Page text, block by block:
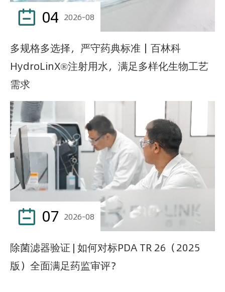
 04 2026-08
多规格多选择，严守药典标准｜百林科
HydroLinX®注射用水，满足多样化生物工艺
需求
 07 2026-08
除菌滤器验证 | 如何对标PDA TR 26（2025
版）全面满足药监审评？